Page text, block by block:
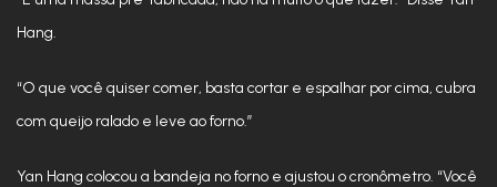
Hang.
“O que você quiser comer, basta cortar e espalhar por cima, cubra
com queijo ralado e leve ao forno.”
Yan Hang colocou a bandeja no forno e ajustou o cronômetro. “Você